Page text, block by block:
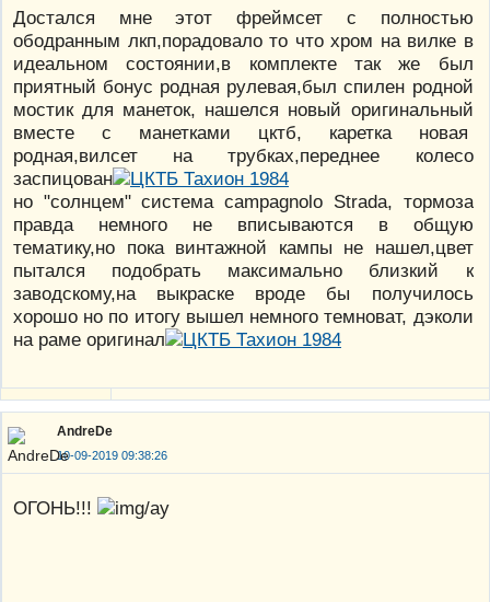
Достался мне этот фреймсет с полностью
ободранным лкп,порадовало то что хром на вилке в
идеальном состоянии,в комплекте так же был
приятный бонус родная рулевая,был спилен родной
мостик для манеток, нашелся новый оригинальный
вместе с манетками цктб, каретка новая
родная,вилсет на трубках,переднее колесо
заспицован
но "солнцем" система campagnolo Strada, тормоза
правда немного не вписываются в общую
тематику,но пока винтажной кампы не нашел,цвет
пытался подобрать максимально близкий к
заводскому,на выкраске вроде бы получилось
хорошо но по итогу вышел немного темноват, дэколи
на раме оригинал
AndreDe
10-09-2019 09:38:26
ОГОНЬ!!!